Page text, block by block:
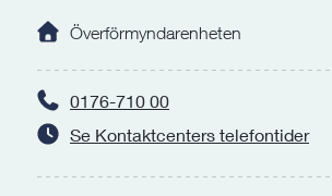
Överförmyndarenheten
0176-710 00
Se Kontaktcenters telefontider